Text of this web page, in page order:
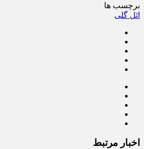
برچسب ها
ائل گلی
اخبار مرتبط